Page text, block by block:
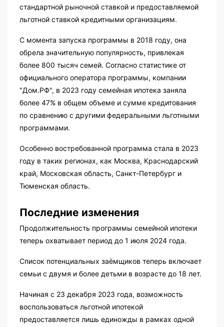
стандартной рыночной ставкой и предоставляемой
льготной ставкой кредитными организациям.
С момента запуска программы в 2018 году, она
обрела значительную популярность, привлекая
более 800 тысяч семей. Согласно статистике от
официального оператора программы, компании
"Дом.РФ", в 2023 году семейная ипотека заняла
более 47% в общем объеме и сумме кредитования
по сравнению с другими федеральными льготными
программами.
Особенно востребованной программа стала в 2023
году в таких регионах, как Москва, Краснодарский
край, Московская область, Санкт-Петербург и
Тюменская область.
Последние изменения
Продолжительность программы семейной ипотеки
теперь охватывает период до 1 июля 2024 года.
Список потенциальных заёмщиков теперь включает
семьи с двумя и более детьми в возрасте до 18 лет.
Начиная с 23 декабря 2023 года, возможность
воспользоваться льготной ипотекой
предоставляется лишь единожды в рамках одной